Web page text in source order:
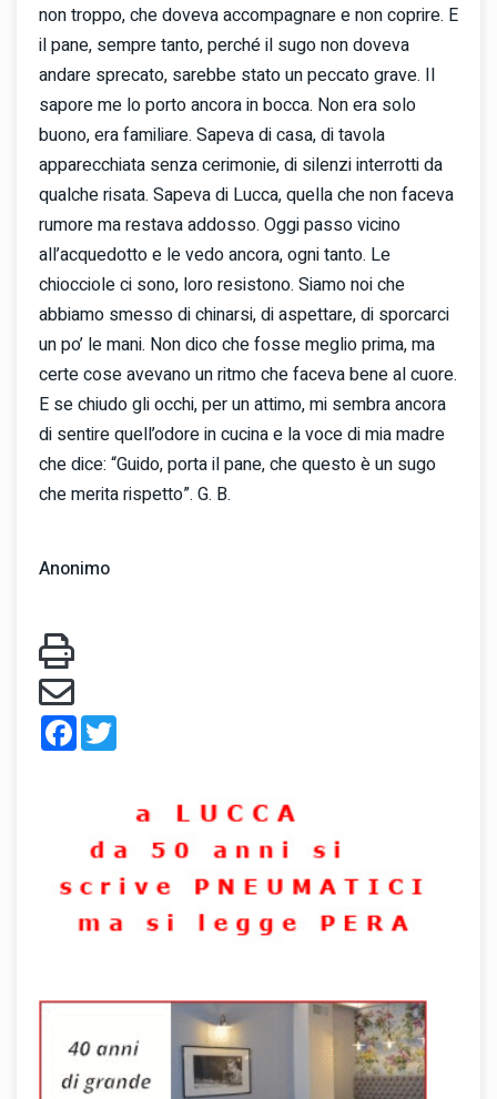
non troppo, che doveva accompagnare e non coprire. E
il pane, sempre tanto, perché il sugo non doveva
andare sprecato, sarebbe stato un peccato grave. Il
sapore me lo porto ancora in bocca. Non era solo
buono, era familiare. Sapeva di casa, di tavola
apparecchiata senza cerimonie, di silenzi interrotti da
qualche risata. Sapeva di Lucca, quella che non faceva
rumore ma restava addosso. Oggi passo vicino
all’acquedotto e le vedo ancora, ogni tanto. Le
chiocciole ci sono, loro resistono. Siamo noi che
abbiamo smesso di chinarsi, di aspettare, di sporcarci
un po’ le mani. Non dico che fosse meglio prima, ma
certe cose avevano un ritmo che faceva bene al cuore.
E se chiudo gli occhi, per un attimo, mi sembra ancora
di sentire quell’odore in cucina e la voce di mia madre
che dice: “Guido, porta il pane, che questo è un sugo
che merita rispetto”. G. B.
Anonimo
Facebook